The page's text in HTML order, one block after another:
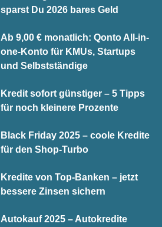
sparst Du 2026 bares Geld
Ab 9,00 € monatlich: Qonto All-in-
one-Konto für KMUs, Startups
und Selbstständige
Kredit sofort günstiger – 5 Tipps
für noch kleinere Prozente
Black Friday 2025 – coole Kredite
für den Shop-Turbo
Kredite von Top-Banken – jetzt
bessere Zinsen sichern
Autokauf 2025 – Autokredite